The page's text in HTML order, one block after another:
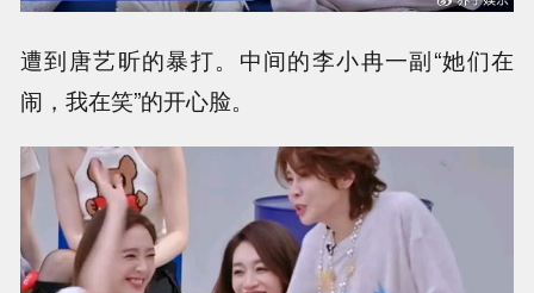
遭到唐艺昕的暴打。中间的李小冉一副“她们在
闹，我在笑”的开心脸。